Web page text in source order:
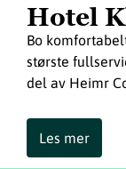
Hotel
Bo
største
del av Heimr
Les mer